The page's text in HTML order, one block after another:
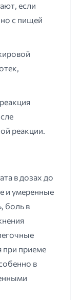
если
с пищей
реакции.
в дозах до
и умеренные
боль в
при приеме
в